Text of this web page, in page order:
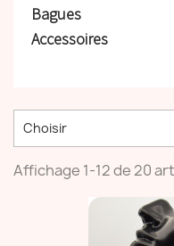
Bagues
Accessoires
Choisir
Affichage 1-12 de 20